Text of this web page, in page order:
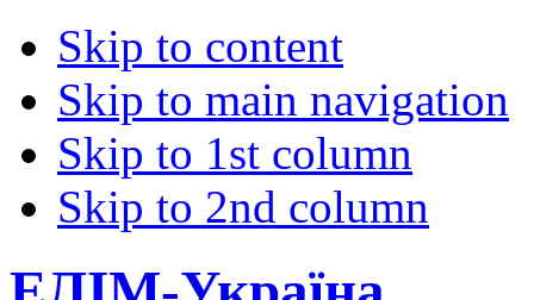
Skip to content
Skip to main navigation
Skip to 1st column
Skip to 2nd column